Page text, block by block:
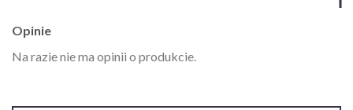
Opinie
Na razie nie ma opinii o produkcie.